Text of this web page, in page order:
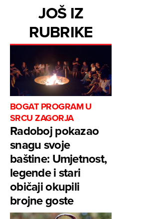
JOŠ IZ
RUBRIKE
BOGAT PROGRAM U
SRCU ZAGORJA
Radoboj pokazao
snagu svoje
baštine: Umjetnost,
legende i stari
običaji okupili
brojne goste